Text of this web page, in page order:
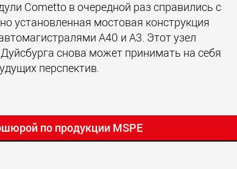
Cometto в очередной раз справились с
установленная мостовая конструкция
A40 и A3. Этот узел
снова может принимать на себя
перспектив.
по продукции MSPE